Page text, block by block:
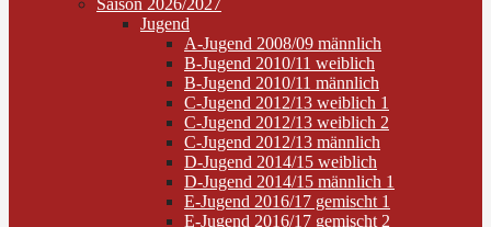
Saison 2026/2027
Jugend
A-Jugend 2008/09 männlich
B-Jugend 2010/11 weiblich
B-Jugend 2010/11 männlich
C-Jugend 2012/13 weiblich 1
C-Jugend 2012/13 weiblich 2
C-Jugend 2012/13 männlich
D-Jugend 2014/15 weiblich
D-Jugend 2014/15 männlich 1
E-Jugend 2016/17 gemischt 1
E-Jugend 2016/17 gemischt 2